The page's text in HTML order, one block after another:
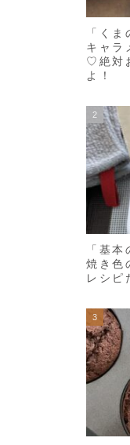
「く
キャラ
♡絶対
よ！
「基
焼き色
レシピ